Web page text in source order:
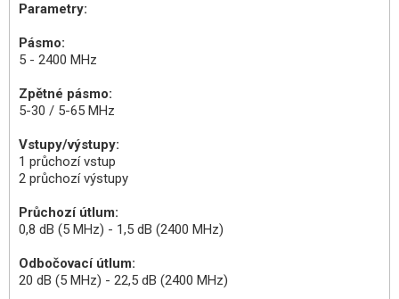
Parametry:
Pásmo:
5 - 2400 MHz
Zpětné pásmo:
5-30 / 5-65 MHz
Vstupy/výstupy:
1 průchozí vstup
2 průchozí výstupy
Průchozí útlum:
0,8 dB (5 MHz) - 1,5 dB (2400 MHz)
Odbočovací útlum:
20 dB (5 MHz) - 22,5 dB (2400 MHz)